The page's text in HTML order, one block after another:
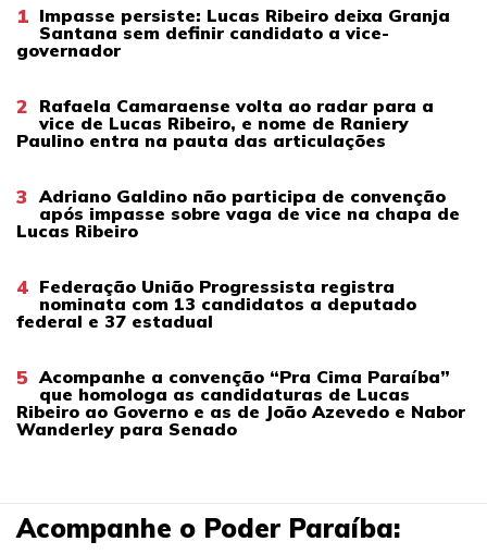
1 Impasse persiste: Lucas Ribeiro deixa Granja
Santana sem definir candidato a vice-
governador
2 Rafaela Camaraense volta ao radar para a
vice de Lucas Ribeiro, e nome de Raniery
Paulino entra na pauta das articulações
3 Adriano Galdino não participa de convenção
após impasse sobre vaga de vice na chapa de
Lucas Ribeiro
4 Federação União Progressista registra
nominata com 13 candidatos a deputado
federal e 37 estadual
5 Acompanhe a convenção “Pra Cima Paraíba”
que homologa as candidaturas de Lucas
Ribeiro ao Governo e as de João Azevedo e Nabor
Wanderley para Senado
Acompanhe o Poder Paraíba: